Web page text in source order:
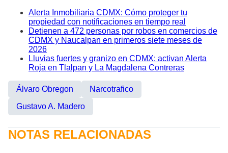
Alerta Inmobiliaria CDMX: Cómo proteger tu
propiedad con notificaciones en tiempo real
Detienen a 472 personas por robos en comercios de
CDMX y Naucalpan en primeros siete meses de
2026
Lluvias fuertes y granizo en CDMX: activan Alerta
Roja en Tlalpan y La Magdalena Contreras
Álvaro Obregon
Narcotrafico
Gustavo A. Madero
NOTAS RELACIONADAS